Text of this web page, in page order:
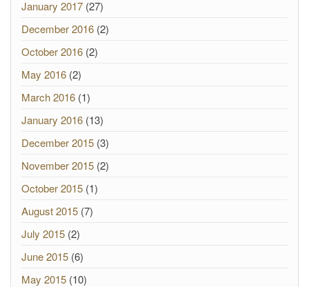
January 2017 (27)
December 2016 (2)
October 2016 (2)
May 2016 (2)
March 2016 (1)
January 2016 (13)
December 2015 (3)
November 2015 (2)
October 2015 (1)
August 2015 (7)
July 2015 (2)
June 2015 (6)
May 2015 (10)